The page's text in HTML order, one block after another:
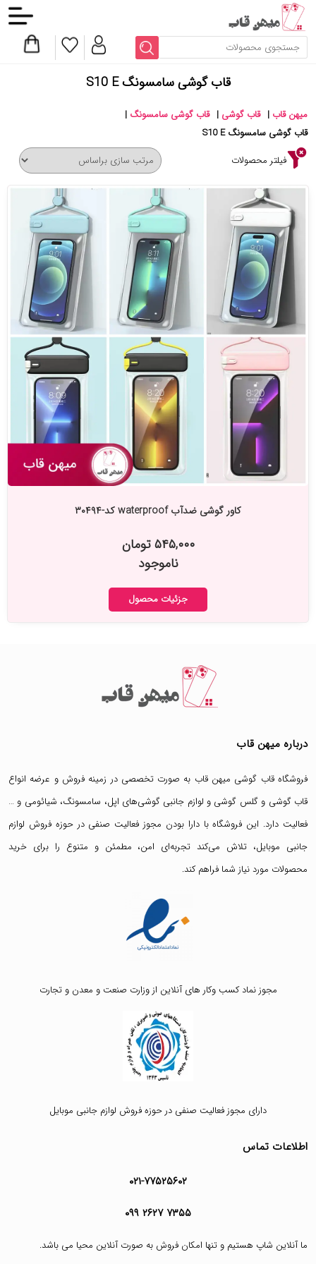
قاب گوشی سامسونگ S10 E
میهن قاب | قاب گوشی | قاب گوشی سامسونگ |
قاب گوشی سامسونگ S10 E
فیلتر محصولات
کاور گوشی ضدآب waterproof کد-۳۰۴۹۴
۵۴۵,۰۰۰ تومان
ناموجود
جزئیات محصول
درباره میهن قاب
فروشگاه قاب گوشی میهن قاب به صورت تخصصی در زمینه فروش و عرضه انواع
قاب گوشی وگلس گوشی و لوازم جانبی گوشی‌های اپل، سامسونگ، شیائومی و …
فعالیت دارد. این فروشگاه با دارا بودن مجوز فعالیت صنفی در حوزه فروش لوازم
جانبی موبایل، تلاش می‌کند تجربه‌ای امن، مطمئن و متنوع را برای خرید
محصولات مورد نیاز شما فراهم کند.
مجوز نماد کسب وکار های آنلاین از وزارت صنعت و معدن و تجارت
دارای مجوز فعالیت صنفی در حوزه فروش لوازم جانبی موبایل
اطلاعات تماس
۰۲۱-۷۷۵۲۵۶۰۲
۰۹۹ ۲۶۲۷ ۷۳۵۵
ما آنلاین شاپ هستیم و تنها امکان فروش به صورت آنلاین محیا می باشد.